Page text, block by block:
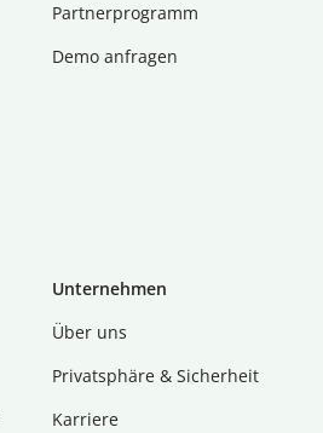
Partnerprogramm
Demo anfragen
Unternehmen
Über uns
Privatsphäre & Sicherheit
Karriere